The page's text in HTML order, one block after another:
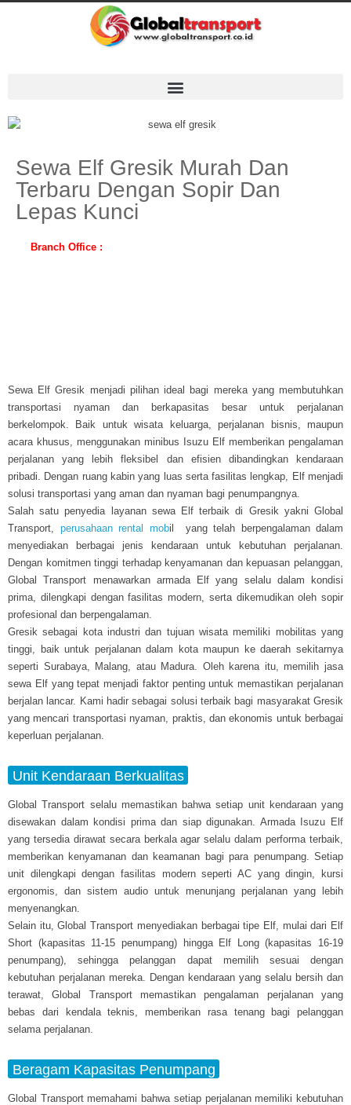
Sewa Elf Gresik Murah Dan
Terbaru Dengan Sopir Dan
Lepas Kunci
Branch Office :
Sewa Elf Gresik menjadi pilihan ideal bagi mereka yang membutuhkan
transportasi nyaman dan berkapasitas besar untuk perjalanan
berkelompok. Baik untuk wisata keluarga, perjalanan bisnis, maupun
acara khusus, menggunakan minibus Isuzu Elf memberikan pengalaman
perjalanan yang lebih fleksibel dan efisien dibandingkan kendaraan
pribadi. Dengan ruang kabin yang luas serta fasilitas lengkap, Elf menjadi
solusi transportasi yang aman dan nyaman bagi penumpangnya.
Salah satu penyedia layanan sewa Elf terbaik di Gresik yakni Global
Transport, perusahaan rental mobil yang telah berpengalaman dalam
menyediakan berbagai jenis kendaraan untuk kebutuhan perjalanan.
Dengan komitmen tinggi terhadap kenyamanan dan kepuasan pelanggan,
Global Transport menawarkan armada Elf yang selalu dalam kondisi
prima, dilengkapi dengan fasilitas modern, serta dikemudikan oleh sopir
profesional dan berpengalaman.
Gresik sebagai kota industri dan tujuan wisata memiliki mobilitas yang
tinggi, baik untuk perjalanan dalam kota maupun ke daerah sekitarnya
seperti Surabaya, Malang, atau Madura. Oleh karena itu, memilih jasa
sewa Elf yang tepat menjadi faktor penting untuk memastikan perjalanan
berjalan lancar. Kami hadir sebagai solusi terbaik bagi masyarakat Gresik
yang mencari transportasi nyaman, praktis, dan ekonomis untuk berbagai
keperluan perjalanan.
Unit Kendaraan Berkualitas
Global Transport selalu memastikan bahwa setiap unit kendaraan yang
disewakan dalam kondisi prima dan siap digunakan. Armada Isuzu Elf
yang tersedia dirawat secara berkala agar selalu dalam performa terbaik,
memberikan kenyamanan dan keamanan bagi para penumpang. Setiap
unit dilengkapi dengan fasilitas modern seperti AC yang dingin, kursi
ergonomis, dan sistem audio untuk menunjang perjalanan yang lebih
menyenangkan.
Selain itu, Global Transport menyediakan berbagai tipe Elf, mulai dari Elf
Short (kapasitas 11-15 penumpang) hingga Elf Long (kapasitas 16-19
penumpang), sehingga pelanggan dapat memilih sesuai dengan
kebutuhan perjalanan mereka. Dengan kendaraan yang selalu bersih dan
terawat, Global Transport memastikan pengalaman perjalanan yang
bebas dari kendala teknis, memberikan rasa tenang bagi pelanggan
selama perjalanan.
Beragam Kapasitas Penumpang
Global Transport memahami bahwa setiap perjalanan memiliki kebutuhan